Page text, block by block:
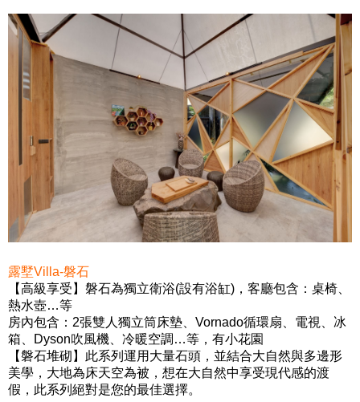
露墅Villa-磐石
【高級享受】 磐石為獨立衛浴(設有浴缸)， 客廳包含：桌椅、
熱水壺…等
房內包含：2張雙人獨立筒床墊、Vornado循環扇、電視、冰
箱、Dyson吹風機、冷暖空調…等， 有小花園
【磐石堆砌】 此系列運用大量石頭，並結合大自然與多邊形
美學，大地為床天空為被，想在大自然中享受現代感的渡
假，此系列絕對是您的最佳選擇。